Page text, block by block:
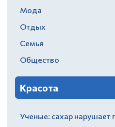
Мода
Отдых
Семья
Общество
Красота
Ученые: сахар нарушает